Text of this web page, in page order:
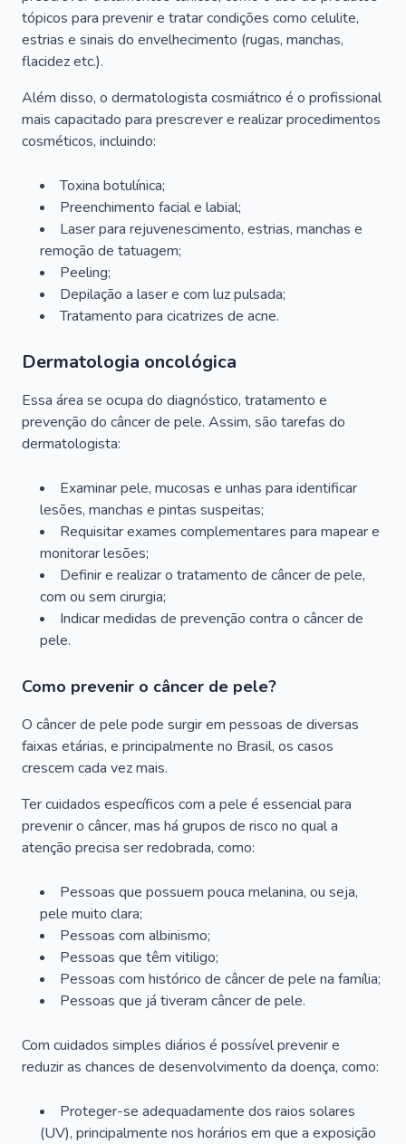
tópicos para prevenir e tratar condições como celulite,
estrias e sinais do envelhecimento (rugas, manchas,
flacidez etc.).
Além disso, o dermatologista cosmiátrico é o profissional
mais capacitado para prescrever e realizar procedimentos
cosméticos, incluindo:
Toxina botulínica;
Preenchimento facial e labial;
Laser para rejuvenescimento, estrias, manchas e
remoção de tatuagem;
Peeling;
Depilação a laser e com luz pulsada;
Tratamento para cicatrizes de acne.
Dermatologia oncológica
Essa área se ocupa do diagnóstico, tratamento e
prevenção do câncer de pele. Assim, são tarefas do
dermatologista:
Examinar pele, mucosas e unhas para identificar
lesões, manchas e pintas suspeitas;
Requisitar exames complementares para mapear e
monitorar lesões;
Definir e realizar o tratamento de câncer de pele,
com ou sem cirurgia;
Indicar medidas de prevenção contra o câncer de
pele.
Como prevenir o câncer de pele?
O câncer de pele pode surgir em pessoas de diversas
faixas etárias, e principalmente no Brasil, os casos
crescem cada vez mais.
Ter cuidados específicos com a pele é essencial para
prevenir o câncer, mas há grupos de risco no qual a
atenção precisa ser redobrada, como:
Pessoas que possuem pouca melanina, ou seja,
pele muito clara;
Pessoas com albinismo;
Pessoas que têm vitiligo;
Pessoas com histórico de câncer de pele na família;
Pessoas que já tiveram câncer de pele.
Com cuidados simples diários é possível prevenir e
reduzir as chances de desenvolvimento da doença, como:
Proteger-se adequadamente dos raios solares
(UV), principalmente nos horários em que a exposição